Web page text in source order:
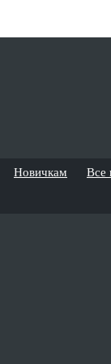
Новичкам Все